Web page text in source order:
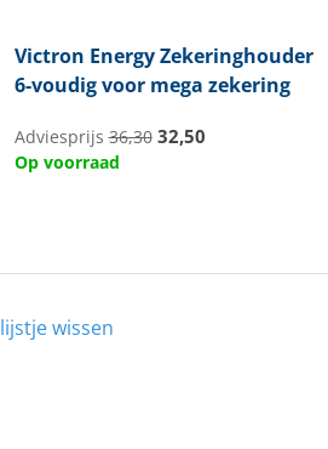
Victron EnergyZekeringhouder
6-voudig voor mega zekering
Adviesprijs36,30 32,50
Op voorraad
lijstje wissen